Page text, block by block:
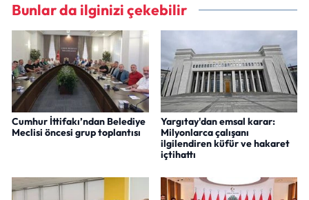
Bunlar da ilginizi çekebilir
Cumhur İttifakı’ndan Belediye
Meclisi öncesi grup toplantısı
Yargıtay'dan emsal karar:
Milyonlarca çalışanı
ilgilendiren küfür ve hakaret
içtihattı